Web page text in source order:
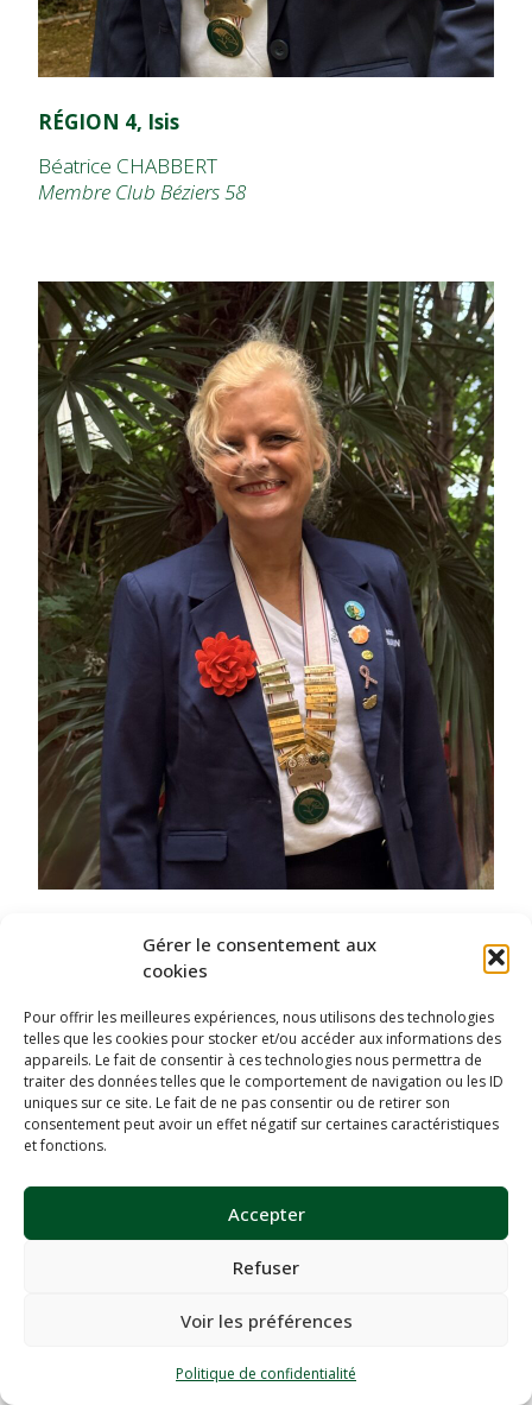
Gérer le consentement aux
cookies
Pour offrir les meilleures expériences, nous utilisons des technologies
telles que les cookies pour stocker et/ou accéder aux informations des
appareils. Le fait de consentir à ces technologies nous permettra de
traiter des données telles que le comportement de navigation ou les ID
uniques sur ce site. Le fait de ne pas consentir ou de retirer son
consentement peut avoir un effet négatif sur certaines caractéristiques
et fonctions.
Accepter
Refuser
Voir les préférences
Politique de confidentialité
RÉGION 4, Isis
Béatrice CHABBERT
Membre Club Béziers 58
RÉGION 5, Céleste
Isabelle BAUMANN
Membre Club Nancy 10